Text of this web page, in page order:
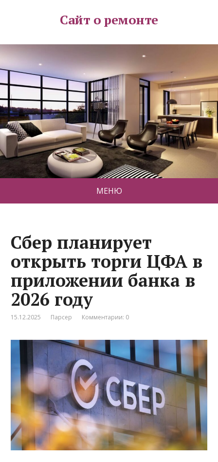
Сайт о ремонте
МЕНЮ
Сбер планирует
открыть торги ЦФА в
приложении банка в
2026 году
15.12.2025 Парсер Комментарии: 0